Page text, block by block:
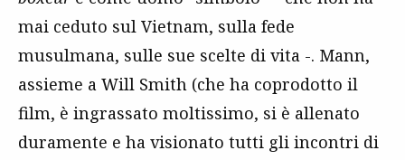
mai ceduto sul Vietnam, sulla fede
musulmana, sulle sue scelte di vita -. Mann,
assieme a Will Smith (che ha coprodotto il
film, è ingrassato moltissimo, si è allenato
duramente e ha visionato tutti gli incontri di